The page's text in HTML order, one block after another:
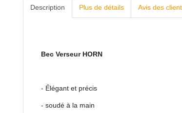
Description Plus de détails Avis des
Bec Verseur HORN
- Élégant et précis
- soudé à la main